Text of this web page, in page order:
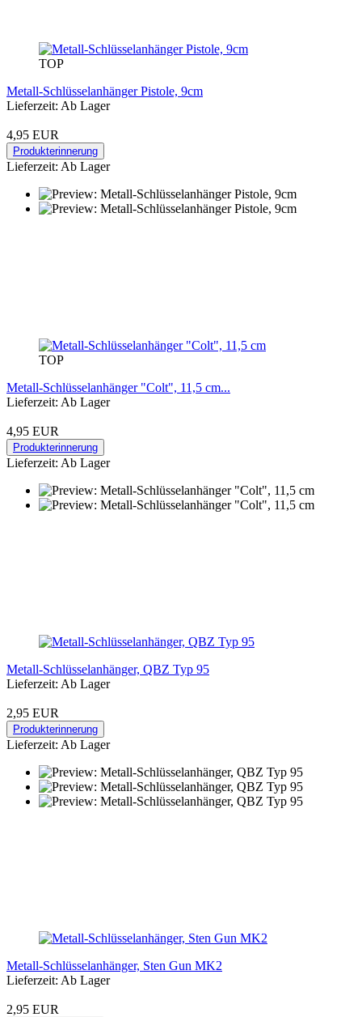
TOP
Metall-Schlüsselanhänger Pistole, 9cm
Lieferzeit: Ab Lager
4,95 EUR
Produkterinnerung
Lieferzeit: Ab Lager
TOP
Metall-Schlüsselanhänger "Colt", 11,5 cm...
Lieferzeit: Ab Lager
4,95 EUR
Produkterinnerung
Lieferzeit: Ab Lager
Metall-Schlüsselanhänger, QBZ Typ 95
Lieferzeit: Ab Lager
2,95 EUR
Produkterinnerung
Lieferzeit: Ab Lager
Metall-Schlüsselanhänger, Sten Gun MK2
Lieferzeit: Ab Lager
2,95 EUR